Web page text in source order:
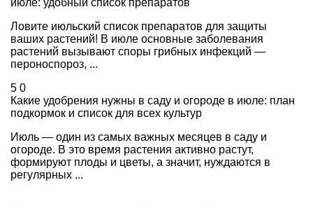
Ловите июльский список препаратов для защиты
ваших растений! В июле основные заболевания
растений вызывают споры грибных инфекций —
пероноспороз, ...
5 0
Какие удобрения нужны в саду и огороде в июле: план
подкормок и список для всех культур
Июль — один из самых важных месяцев в саду и
огороде. В это время растения активно растут,
формируют плоды и цветы, а значит, нуждаются в
регулярных ...